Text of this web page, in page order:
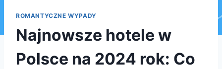
ROMANTYCZNE WYPADY
Najnowsze hotele w
Polsce na 2024 rok: Co